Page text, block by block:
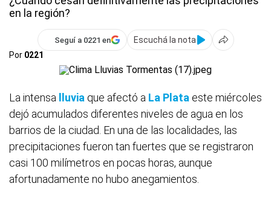
en la región?
Seguí a 0221 en
Escuchá la nota
Por 0221
La intensa lluvia que afectó a La Plata este miércoles
dejó acumulados diferentes niveles de agua en los
barrios de la ciudad. En una de las localidades, las
precipitaciones fueron tan fuertes que se registraron
casi 100 milímetros en pocas horas, aunque
afortunadamente no hubo anegamientos.